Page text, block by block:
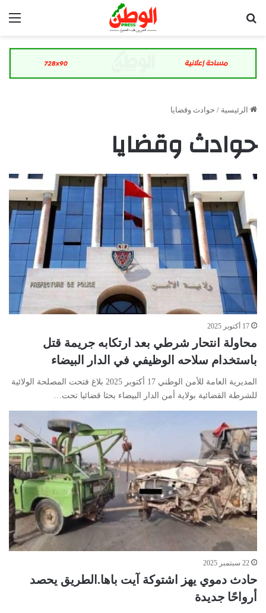
الرئيسية / حوادث وقضايا
حوادث وقضايا
17 أكتوبر 2025
محاولة انتحار شرطي بعد ارتكابه جريمة قتل
باستخدام سلاحه الوظيفي في الدار البيضاء
المديرية العامة للأمن الوطني 17 أكتوبر 2025 بلاغ فتحت المصلحة الولائية
للشرطة القضائية بولاية أمن الدار البيضاء بحثا قضائيا تحت…
22 سبتمبر 2025
حادث دموي يهز اشتوكة آيت باها.الطريق يحصد
أرواحًا جديدة